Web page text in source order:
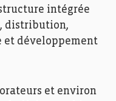
intégrée
distribution,
et développement
et environ